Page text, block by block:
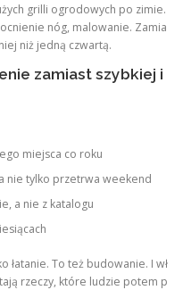
grilli ogrodowych po zimie.
nóg, malowanie. Zamia
niż jedną czwartą.
zamiast szybkiej i
miejsca co roku
nie tylko przetrwa weekend
a nie z katalogu
łatanie. To też budowanie. I wł
rzeczy, które ludzie potem p